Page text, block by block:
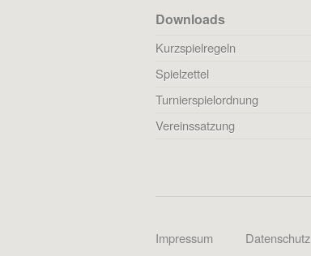
Downloads
Kurzspielregeln
Spielzettel
Turnierspielordnung
Vereinssatzung
Impressum Datenschutz